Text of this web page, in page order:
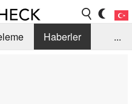
Haberler
...